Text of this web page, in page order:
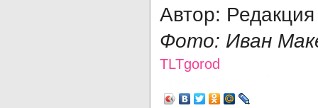
Автор:
Фото: Иван
TLTgorod